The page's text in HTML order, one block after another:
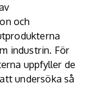
och
industrin. För
uppfyller de
undersöka så